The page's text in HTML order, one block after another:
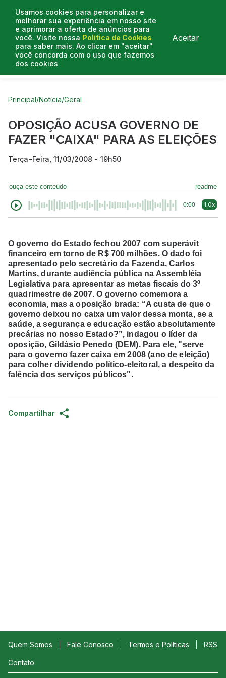
Usamos cookies para personalizar e
melhorar sua experiência em nosso site
e aprimorar a oferta de anúncios para
você. Visite nossa Política de Cookies
para saber mais. Ao clicar em "aceitar"
você concorda com o uso que fazemos
dos cookies
Aceitar
Curtas do Poder
Principal/Notícia/Geral
OPOSIÇÃO ACUSA GOVERNO DE
FAZER "CAIXA" PARA AS ELEIÇÕES
Terça-Feira, 11/03/2008 - 19h50
ouça este conteúdo readme
0:00 1.0x
O governo do Estado fechou 2007 com superávit
financeiro em torno de R$ 700 milhões. O dado foi
apresentado pelo secretário da Fazenda, Carlos
Martins, durante audiência pública na Assembléia
Legislativa para apresentar as metas fiscais do 3º
quadrimestre de 2007. O governo comemora a
economia, mas a oposição brada: “A custa de que o
governo deixou no caixa um valor dessa monta, se a
saúde, a segurança e educação estão absolutamente
precárias no nosso Estado?”, indagou o líder da
oposição, Gildásio Penedo (DEM). Para ele, "serve
para o governo fazer caixa em 2008 (ano de eleição)
para colher dividendo político-eleitoral, a despeito da
falência dos serviços públicos".
Compartilhar
Quem Somos Fale Conosco Termos e Políticas RSS
Contato